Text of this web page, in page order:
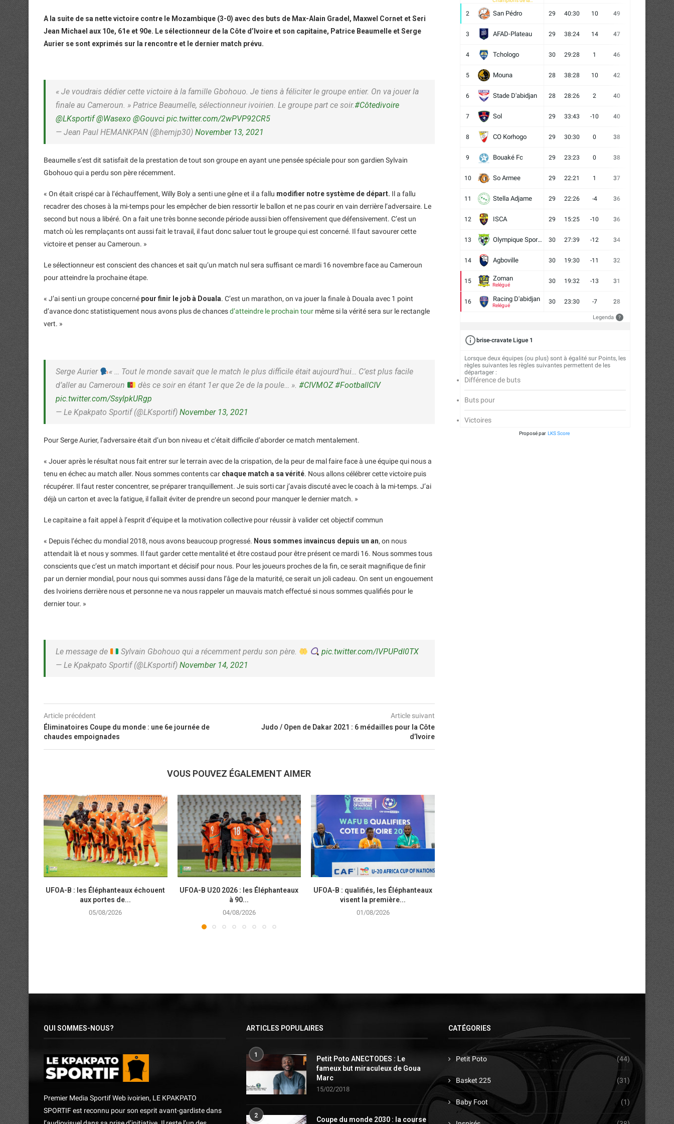
A la suite de sa nette victoire contre le Mozambique (3-0) avec des buts de Max-Alain Gradel, Maxwel Cornet et Seri
Jean Michael aux 10e, 61e et 90e. Le sélectionneur de la Côte d’Ivoire et son capitaine, Patrice Beaumelle et Serge
Aurier se sont exprimés sur la rencontre et le dernier match prévu.
« Je voudrais dédier cette victoire à la famille Gbohouo. Je tiens à féliciter le groupe entier. On va jouer la
finale au Cameroun. » Patrice Beaumelle, sélectionneur ivoirien. Le groupe part ce soir.#Côtedivoire
@LKsportif @Wasexo @Gouvci pic.twitter.com/2wPVP92CR5
— Jean Paul HEMANKPAN (@hemjp30) November 13, 2021
Beaumelle s’est dit satisfait de la prestation de tout son groupe en ayant une pensée spéciale pour son gardien Sylvain
Gbohouo qui a perdu son père récemment.
« On était crispé car à l’échauffement, Willy Boly a senti une gêne et il a fallu modifier notre système de départ. Il a fallu
recadrer des choses à la mi-temps pour les empêcher de bien ressortir le ballon et ne pas courir en vain derrière l’adversaire. Le
second but nous a libéré. On a fait une très bonne seconde période aussi bien offensivement que défensivement. C’est un
match où les remplaçants ont aussi fait le travail, il faut donc saluer tout le groupe qui est concerné. Il faut savourer cette
victoire et penser au Cameroun. »
Le sélectionneur est conscient des chances et sait qu’un match nul sera suffisant ce mardi 16 novembre face au Cameroun
pour atteindre la prochaine étape.
« J’ai senti un groupe concerné pour finir le job à Douala. C’est un marathon, on va jouer la finale à Douala avec 1 point
d’avance donc statistiquement nous avons plus de chancesd’atteindre le prochain tour même si la vérité sera sur le rectangle
vert. »
Serge Aurier
« … Tout le monde savait que le match le plus difficile était aujourd’hui… C’est plus facile
d’aller au Cameroun
dès ce soir en étant 1er que 2e de la poule… ».#CIVMOZ #FootballCIV
pic.twitter.com/SsylpkURgp
— Le Kpakpato Sportif (@LKsportif) November 13, 2021
Pour Serge Aurier, l’adversaire était d’un bon niveau et c’était difficile d’aborder ce match mentalement.
« Jouer après le résultat nous fait entrer sur le terrain avec de la crispation, de la peur de mal faire face à une équipe qui nous a
tenu en échec au match aller. Nous sommes contents car chaque match a sa vérité. Nous allons célébrer cette victoire puis
récupérer. Il faut rester concentrer, se préparer tranquillement. Je suis sorti car j’avais discuté avec le coach à la mi-temps. J’ai
déjà un carton et avec la fatigue, il fallait éviter de prendre un second pour manquer le dernier match. »
Le capitaine a fait appel à l’esprit d’équipe et la motivation collective pour réussir à valider cet objectif commun
« Depuis l’échec du mondial 2018, nous avons beaucoup progressé. Nous sommes invaincus depuis un an, on nous
attendait là et nous y sommes. Il faut garder cette mentalité et être costaud pour être présent ce mardi 16. Nous sommes tous
conscients que c’est un match important et décisif pour nous. Pour les joueurs proches de la fin, ce serait magnifique de finir
par un dernier mondial, pour nous qui sommes aussi dans l’âge de la maturité, ce serait un joli cadeau. On sent un engouement
des Ivoiriens derrière nous et personne ne va nous rappeler un mauvais match effectué si nous sommes qualifiés pour le
dernier tour. »
Le message de Sylvain Gbohouo qui a récemment perdu son père.
pic.twitter.com/lVPUPdl0TX
— Le Kpakpato Sportif (@LKsportif) November 14, 2021
Article précédent
Éliminatoires Coupe du monde : une 6e journée de
chaudes empoignades
Article suivant
Judo / Open de Dakar 2021 : 6 médailles pour la Côte
d’Ivoire
VOUS POUVEZ ÉGALEMENT AIMER
UFOA-B : les Éléphanteaux échouent
aux portes de...
05/08/2026
UFOA-B U20 2026 : les Éléphanteaux
à 90...
04/08/2026
UFOA-B : qualifiés, les Éléphanteaux
visent la première...
01/08/2026
2 San Pédro 29 40:30 10 49
3 AFAD-Plateau 29 38:24 14 47
4 Tchologo 30 29:28 1 46
5 Mouna 28 38:28 10 42 6 10
6 Stade D'abidjan 28 28:26 2 40
7 Sol 29 33:43 -10 40
8 CO Korhogo 29 30:30 0 38 11
9 Bouaké Fc 29 23:23 0 38
10 So Armee 29 22:21 1 37 10 10
11 Stella Adjame 29 22:26 -4 36
12 ISCA 29 15:25 -10 36
13 Olympique Sport d'Abobo FC 30 27:39 -12 34 14
14 Agboville 30 19:30 -11 32
15 Zoman
Relégué
30 19:32 -13 31 13
16 Racing D'abidjan
Relégué
30 23:30 -7 28
Legenda ?
brise-cravate Ligue 1
Lorsque deux équipes (ou plus) sont à égalité sur Points, les
règles suivantes les règles suivantes permettent de les
départager :
Différence de buts
Buts pour
Victoires
Proposé par LKS Score
QUI SOMMES-NOUS?
Premier Media Sportif Web ivoirien, LE KPAKPATO
SPORTIF est reconnu pour son esprit avant-gardiste dans
ARTICLES POPULAIRES
1
Petit Poto ANECTODES : Le
fameux but miraculeux de Goua
Marc
15/02/2018
2 Coupe du monde 2030 : la course
CATÉGORIES
Petit Poto (44)
Basket 225 (31)
Baby Foot (1)